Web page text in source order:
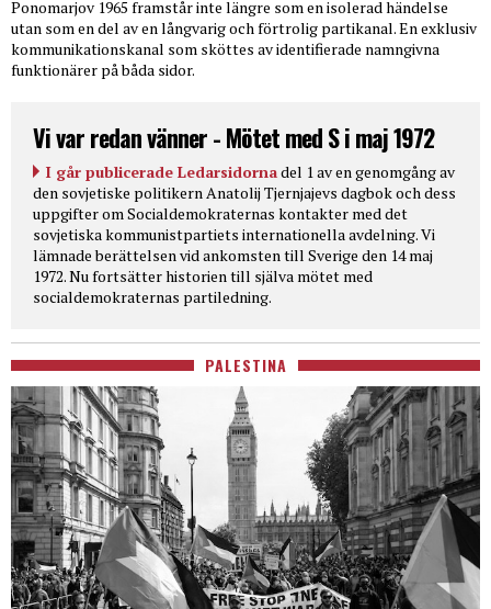
Ponomarjov 1965 framstår inte längre som en isolerad händelse
utan som en del av en långvarig och förtrolig partikanal. En exklusiv
kommunikationskanal som sköttes av identifierade namngivna
funktionärer på båda sidor.
Vi var redan vänner - Mötet med S i maj 1972
I går publicerade Ledarsidornadel 1 av en genomgång av
den sovjetiske politikern Anatolij Tjernjajevs dagbok och dess
uppgifter om Socialdemokraternas kontakter med det
sovjetiska kommunistpartiets internationella avdelning. Vi
lämnade berättelsen vid ankomsten till Sverige den 14 maj
1972. Nu fortsätter historien till själva mötet med
socialdemokraternas partiledning.
PALESTINA